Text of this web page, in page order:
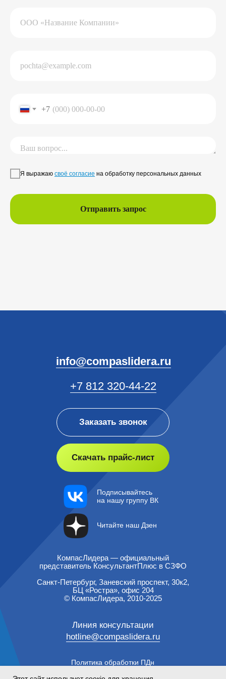
+7
Я выражаю своё согласие на обработку персональных данных
Отправить запрос
Политика обработки ПДн
hotline@compaslidera.ru
Скачать прайс-лист